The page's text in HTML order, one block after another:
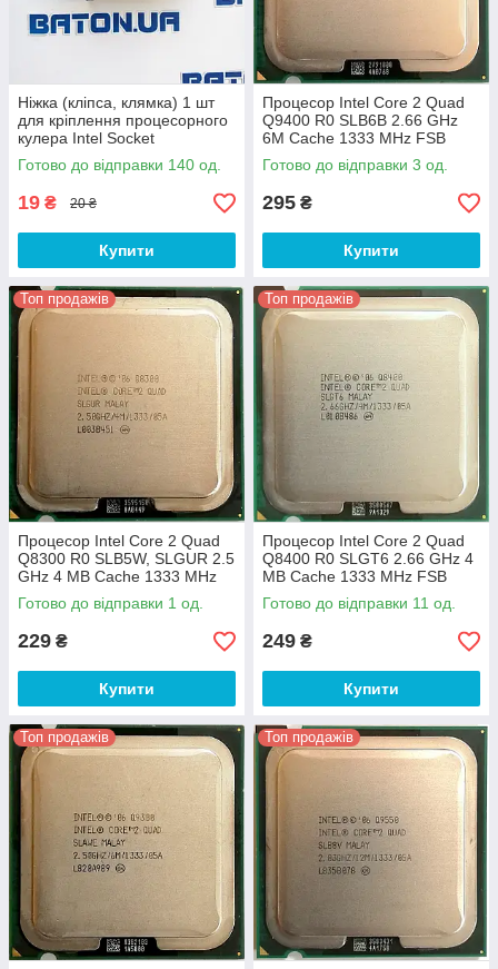
Ніжка (кліпса, клямка) 1 шт
для кріплення процесорного
кулера Intel Socket
775/1150/1151/1155/1156/136
6
Готово до відправки 140 од.
19 ₴ 20 ₴
Купити
Процесор Intel Core 2 Quad
Q9400 R0 SLB6B 2.66 GHz
6M Cache 1333 MHz FSB
Socket 775 Б/В
Готово до відправки 3 од.
295 ₴
Купити
Топ продажів
Процесор Intel Core 2 Quad
Q8300 R0 SLB5W, SLGUR 2.5
GHz 4 MB Cache 1333 MHz
FSB Socket 775 Б/У
Готово до відправки 1 од.
229 ₴
Купити
Топ продажів
Процесор Intel Core 2 Quad
Q8400 R0 SLGT6 2.66 GHz 4
MB Cache 1333 MHz FSB
Socket 775 Б/У
Готово до відправки 11 од.
249 ₴
Купити
Топ продажів Топ продажів